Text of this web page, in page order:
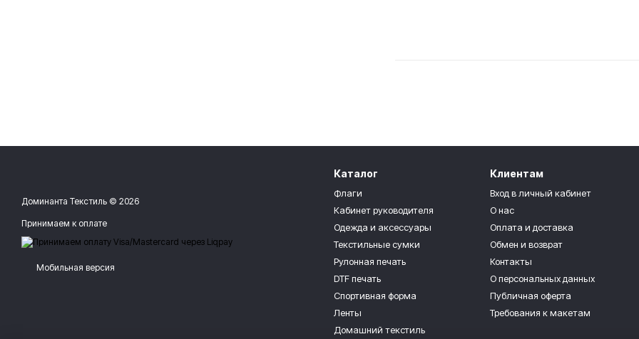
Доминанта Текстиль © 2026
Принимаем к оплате
Мобильная версия
Каталог
Флаги
Кабинет руководителя
Одежда и аксессуары
Текстильные сумки
Рулонная печать
DTF печать
Спортивная форма
Ленты
Домашний текстиль
Клиентам
Вход в личный кабинет
О нас
Оплата и доставка
Обмен и возврат
Контакты
О персональных данных
Публичная оферта
Требования к макетам